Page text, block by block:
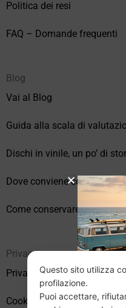
Politica dei resi
FAQ – Domande frequenti
Blog
Vai al Blog
Guida alla scala di
Dischi in vinile, un po’ di
Dove conviene comprare
Come conservare
Privacy
Privacy Policy
Cookie Policy (UE)
Questo sito utilizza
profilazione.
Puoi accettare,